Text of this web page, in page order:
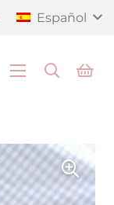
Español